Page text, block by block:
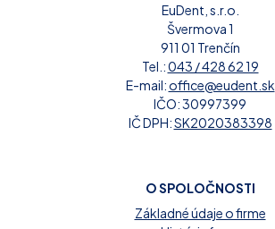
EuDent, s.r.o.
Švermova 1
911 01 Trenčín
Tel.:043 / 428 62 19
E-mail:office@eudent.sk
IČO: 30997399
IČ DPH:SK2020383398
O SPOLOČNOSTI
Základné údaje o firme